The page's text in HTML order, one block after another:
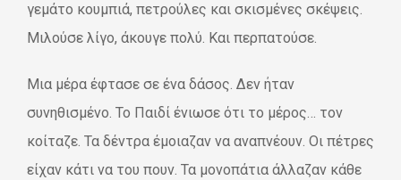
γεμάτο κουμπιά, πετρούλες και σκισμένες σκέψεις.
Μιλούσε λίγο, άκουγε πολύ. Και περπατούσε.
Μια μέρα έφτασε σε ένα δάσος. Δεν ήταν
συνηθισμένο. Το Παιδί ένιωσε ότι το μέρος… τον
κοίταζε. Τα δέντρα έμοιαζαν να αναπνέουν. Οι πέτρες
είχαν κάτι να του πουν. Τα μονοπάτια άλλαζαν κάθε